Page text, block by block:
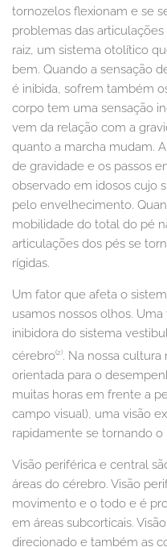
tornozelos flexionam e se
problemas das
raiz, um sistema otolítico
bem. Quando a sensação
é inibida, sofrem também
corpo tem uma sensação
vem da relação com a
quanto a marcha mudam.
de gravidade e os passos
observado em idosos cujo
pelo envelhecimento.
mobilidade do total do pé
articulações dos pés se
rígidas.
Um fator que afeta o
usamos nossos olhos.
inibidora do sistema
cérebro(2). Na nossa
orientada para o
muitas horas em frente a
campo visual), uma visão
rapidamente se tornando
Visão periférica e central
áreas do cérebro. Visão
movimento e o todo e é
em áreas subcorticais.
direcionado e também as